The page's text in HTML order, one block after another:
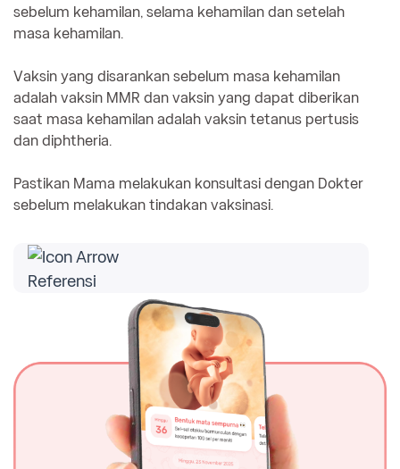
sebelum kehamilan, selama kehamilan dan setelah
masa kehamilan.
Vaksin yang disarankan sebelum masa kehamilan
adalah vaksin MMR dan vaksin yang dapat diberikan
saat masa kehamilan adalah vaksin tetanus pertusis
dan diphtheria.
Pastikan Mama melakukan konsultasi dengan Dokter
sebelum melakukan tindakan vaksinasi.
Referensi